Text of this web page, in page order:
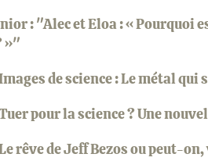
: "Alec et Eloa : « Pourquoi
»"
de science : Le métal qui
pour la science ? Une
rêve de Jeff Bezos ou peut-